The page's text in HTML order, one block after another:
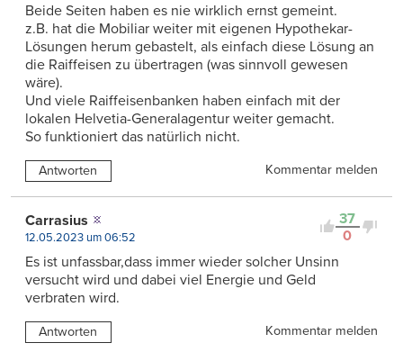
Beide Seiten haben es nie wirklich ernst gemeint.
z.B. hat die Mobiliar weiter mit eigenen Hypothekar-
Lösungen herum gebastelt, als einfach diese Lösung an
die Raiffeisen zu übertragen (was sinnvoll gewesen
wäre).
Und viele Raiffeisenbanken haben einfach mit der
lokalen Helvetia-Generalagentur weiter gemacht.
So funktioniert das natürlich nicht.
Antworten Kommentar melden
37
0
Carrasius
12.05.2023 um 06:52
Es ist unfassbar,dass immer wieder solcher Unsinn
versucht wird und dabei viel Energie und Geld
verbraten wird.
Antworten
Kommentar melden